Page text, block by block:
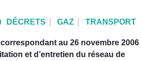
DÉCRETS GAZ TRANSPORT
au 26 novembre 2006
et d’entretien du réseau de